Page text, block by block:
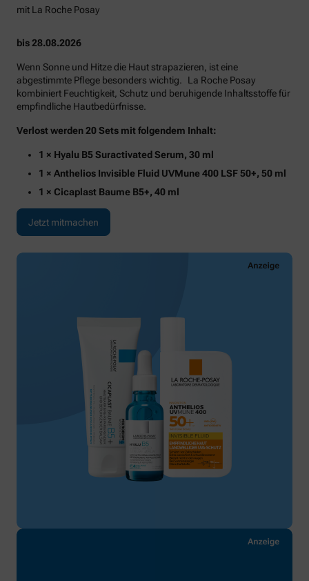
mit La Roche Posay
bis 28.08.2026
Wenn Sonne und Hitze die Haut strapazieren, ist eine
abgestimmte Pflege besonders wichtig. La Roche Posay
kombiniert Feuchtigkeit, Schutz und beruhigende Inhaltsstoffe für
empfindliche Hautbedürfnisse.
Verlost werden 20 Sets mit folgendem Inhalt:
1 × Hyalu B5 Suractivated Serum, 30 ml
1 × Anthelios Invisible Fluid UVMune 400 LSF 50+, 50 ml
1 × Cicaplast Baume B5+, 40 ml
Jetzt mitmachen